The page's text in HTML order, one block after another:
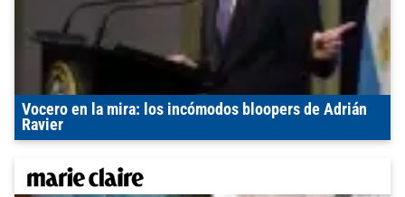
Vocero en la mira: los incómodos bloopers de Adrián
Ravier